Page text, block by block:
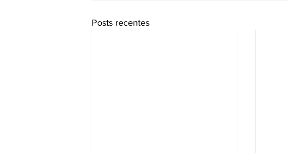
Posts recentes